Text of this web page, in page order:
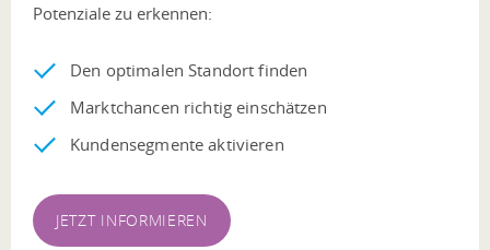
Potenziale zu erkennen:
Den optimalen Standort finden
Marktchancen richtig einschätzen
Kundensegmente aktivieren
JETZT INFORMIEREN